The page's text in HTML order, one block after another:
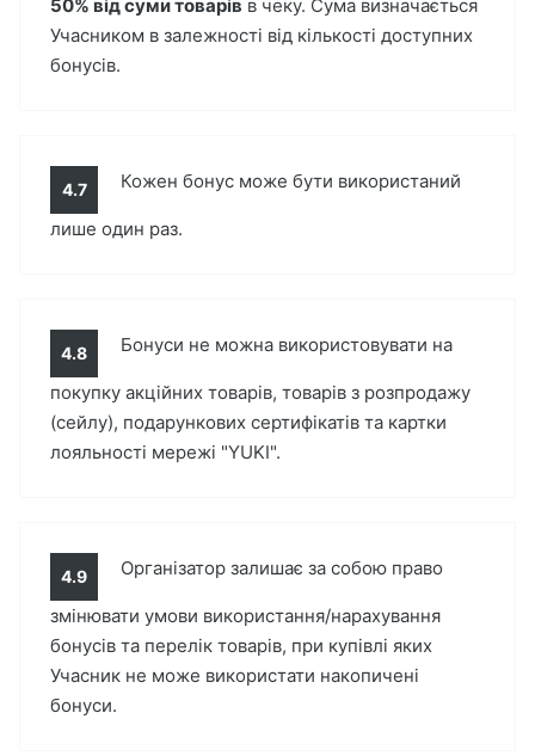
50% від суми товарів в чеку. Сума визначається
Учасником в залежності від кількості доступних
бонусів.
4.7 Кожен бонус може бути використаний
лише один раз.
4.8 Бонуси не можна використовувати на
покупку акційних товарів, товарів з розпродажу
(сейлу), подарункових сертифікатів та картки
лояльності мережі "YUKI".
4.9 Організатор залишає за собою право
змінювати умови використання/нарахування
бонусів та перелік товарів, при купівлі яких
Учасник не може використати накопичені
бонуси.